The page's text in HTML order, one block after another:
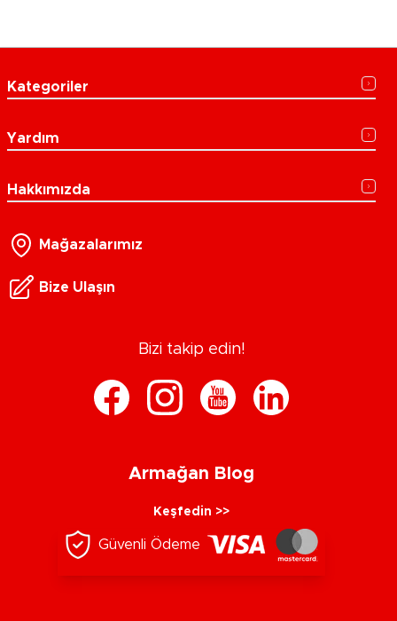
Kategoriler
Yardım
Hakkımızda
Mağazalarımız
Bize Ulaşın
Bizi takip edin!
Armağan Blog
Keşfedin >>
Güvenli Ödeme